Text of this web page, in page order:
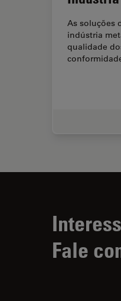
As soluções
indústria
qualidade
Fale